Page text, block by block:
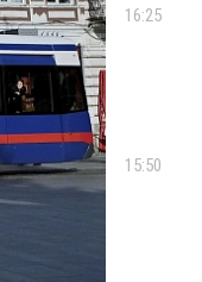
16:25
15:50